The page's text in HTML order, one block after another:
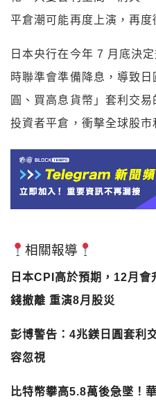
平倉潮可能再度上演，再度
日本央行在今年 7 月底決
時聯準會準備降息，導致
圓、買高息貨幣」套利交
投資者平倉，衝擊全球股市
相關報導
日本CPI高於預期，12月
錢撤離 重演8月股災
彭博警告：4兆鎂日圓套利
容忽視
比特幣攀高5.8萬後急墜！